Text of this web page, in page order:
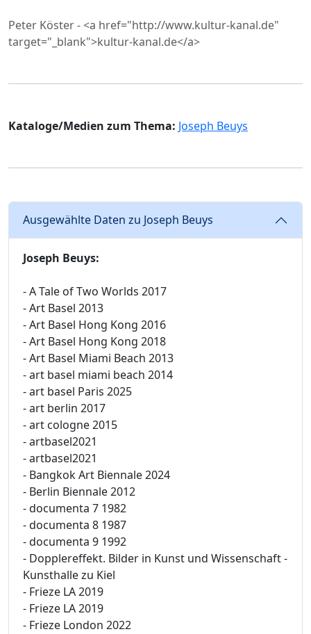
Peter Köster - <a href="http://www.kultur-kanal.de"
target="_blank">kultur-kanal.de</a>
Kataloge/Medien zum Thema: Joseph Beuys
Ausgewählte Daten zu Joseph Beuys
Joseph Beuys:
- A Tale of Two Worlds 2017
- Art Basel 2013
- Art Basel Hong Kong 2016
- Art Basel Hong Kong 2018
- Art Basel Miami Beach 2013
- art basel miami beach 2014
- art basel Paris 2025
- art berlin 2017
- art cologne 2015
- artbasel2021
- artbasel2021
- Bangkok Art Biennale 2024
- Berlin Biennale 2012
- documenta 7 1982
- documenta 8 1987
- documenta 9 1992
- Dopplereffekt. Bilder in Kunst und Wissenschaft -
Kunsthalle zu Kiel
- Frieze LA 2019
- Frieze LA 2019
- Frieze London 2022